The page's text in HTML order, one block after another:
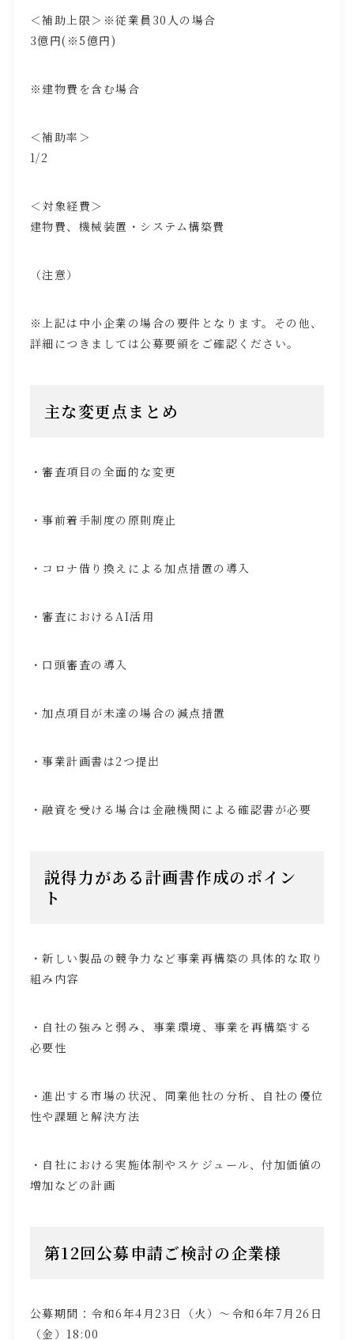
＜補助上限＞※従業員 30 人の場合
3億円(※5億円)
※建物費を含む場合
＜補助率＞
1/2
＜対象経費＞
建物費、機械装置・システム構築費
（注意）
※上記は中小企業の場合の要件となります。その他、
詳細につきましては公募要領をご確認ください。
主な変更点まとめ
・審査項目の全面的な変更
・事前着手制度の原則廃止
・コロナ借り換えによる加点措置の導入
・審査におけるAI活用
・口頭審査の導入
・加点項目が未達の場合の減点措置
・事業計画書は2 つ提出
・融資を受ける場合は金融機関による確認書が必要
説得力がある計画書作成のポイン
ト
・新しい製品の競争力など事業再構築の具体的な取り
組み内容
・自社の強みと弱み、事業環境、事業を再構築する
必要性
・進出する市場の状況、同業他社の分析、自社の優位
性や課題と解決方法
・自社における実施体制やスケジュール、付加価値の
増加などの計画
第12回公募申請ご検討の企業様
公募期間：令和6年4 月 23 日（火）～令和6年7 月 26 日
（金） 18:00